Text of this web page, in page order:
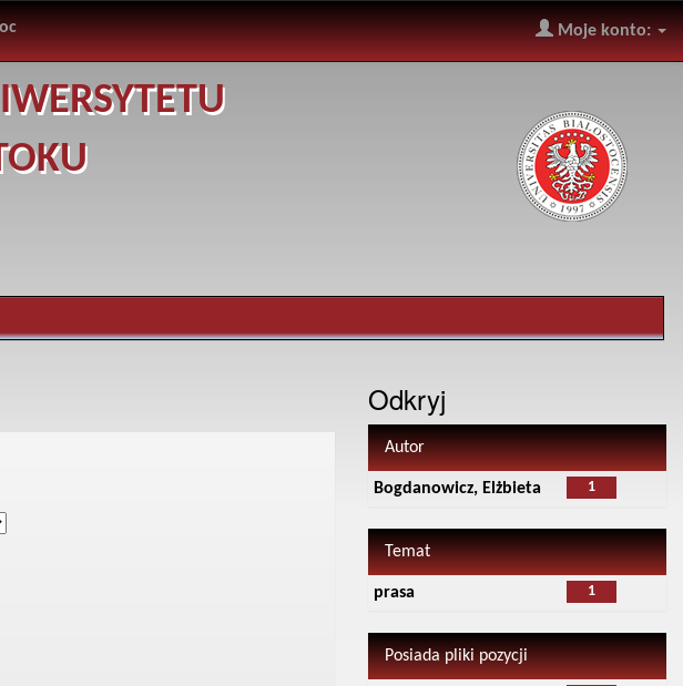
Moje konto:
Odkryj
Autor
1
Bogdanowicz, Elżbieta
Temat
1
prasa
Posiada pliki pozycji